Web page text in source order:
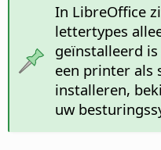
In LibreOffice
lettertypes
geïnstalleerd
een printer als
installeren,
uw